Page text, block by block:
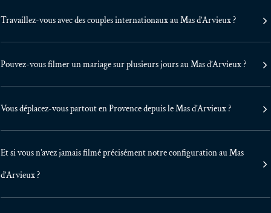
Travaillez-vous avec des couples internationaux au Mas d’Arvieux ?
Pouvez-vous filmer un mariage sur plusieurs jours au Mas d’Arvieux ?
Vous déplacez-vous partout en Provence depuis le Mas d’Arvieux ?
Et si vous n’avez jamais filmé précisément notre configuration au Mas
d’Arvieux ?